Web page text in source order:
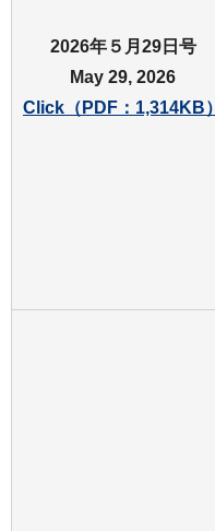
2026年５月29日号
May 29, 2026
Click（PDF：1,314KB）